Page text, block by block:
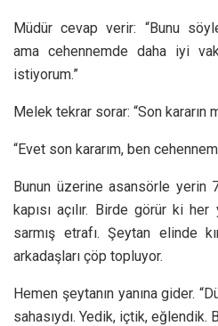
Müdür cevap verir: “Bunu
ama cehennemde daha iyi
istiyorum.”
Melek tekrar sorar: “Son kararın
“Evet son kararım, ben
Bunun üzerine asansörle yerin
kapısı açılır. Birde görür ki
sarmış etrafı. Şeytan elinde
arkadaşları çöp topluyor.
Hemen şeytanın yanına gider.
sahasıydı. Yedik, içtik, eğlendik.